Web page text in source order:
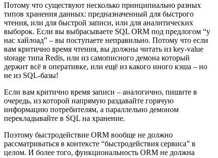
Потому что существуют несколько принципиально разных
типов хранения данных: предназначенный для быстрого
чтения, или для быстрой записи, или для аналитических
выборок. Если вы выбрасываете SQL ORM под предлогом “у
нас хайлоад” – вы поступаете неправильно. Потому что если
вам критично время чтения, вы должны читать из key-value
storage типа Redis, или из самописного демона который
держит всё в оперативке, или ещё из какого иного кэша – но
не из SQL-базы!
Если вам критично время записи – аналогично, пишите в
очередь, из которой напрямую раздавайте горячую
информацию потребителям, а параллельно демоном
перекладывайте в SQL на хранение.
Поэтому быстродействие ORM вообще не должно
рассматриваться в контексте “быстродействия сервиса” в
целом. И более того, функциональность ORM не должна